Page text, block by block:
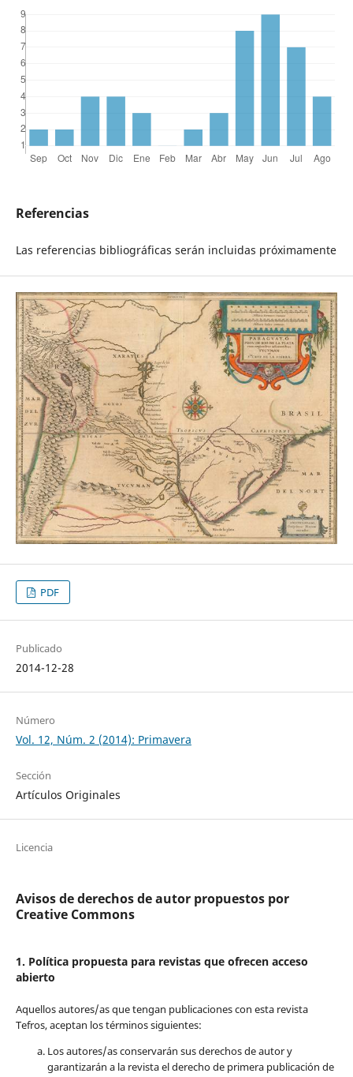
Referencias
Las referencias bibliográficas serán incluidas próximamente
PDF
Publicado
2014-12-28
Número
Vol. 12, Núm. 2 (2014): Primavera
Sección
Artículos Originales
Licencia
Avisos de derechos de autor propuestos por
Creative Commons
1. Política propuesta para revistas que ofrecen acceso
abierto
Aquellos autores/as que tengan publicaciones con esta revista
Tefros, aceptan los términos siguientes:
Los autores/as conservarán sus derechos de autor y
garantizarán a la revista el derecho de primera publicación de